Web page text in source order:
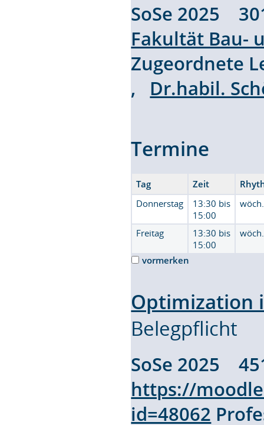
SoSe 2025
Fakultät Bau-
Zugeordnete
, Dr.habil.
Termine
Tag Zeit
Donnerstag
13:30 bis
15:00
wöch.
Freitag
13:30 bis
15:00
wöch.
vormerken
Optimization
Belegpflicht
SoSe 2025
https://
id=48062